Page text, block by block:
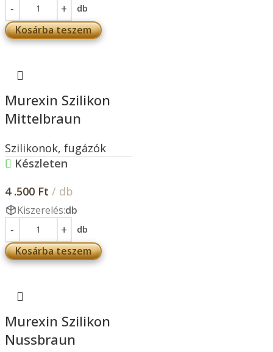
db
Kosárba teszem
Murexin Szilikon
Mittelbraun
Szilikonok, fugázók
Készleten
4 .500 Ft / db
Kiszerelés:db
db
Kosárba teszem
Murexin Szilikon
Nussbraun